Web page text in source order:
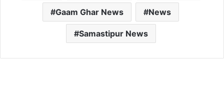
Gaam Ghar News News
Samastipur News